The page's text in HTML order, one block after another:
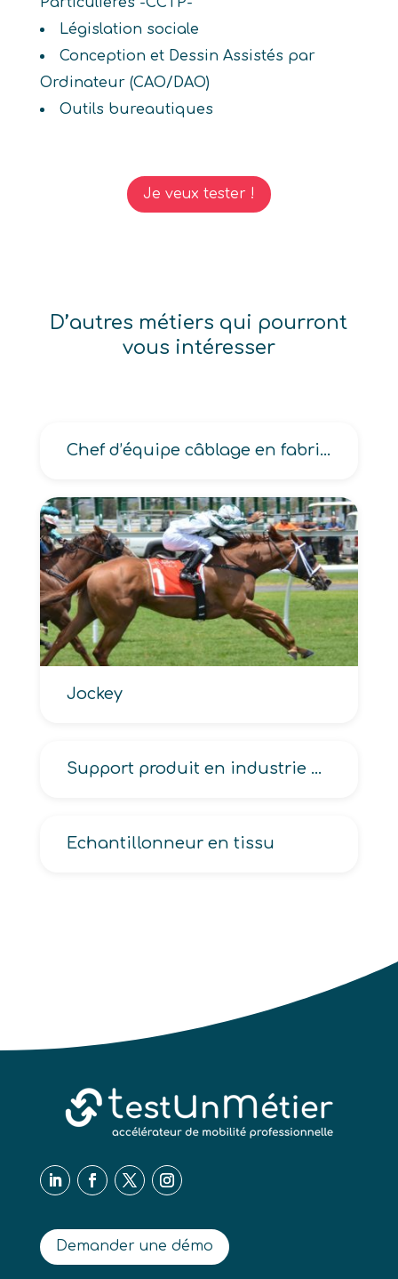
Législation sociale
Conception et Dessin Assistés par
Ordinateur (CAO/DAO)
Outils bureautiques
Je veux tester !
D’autres métiers qui pourront
vous intéresser
Chef d’équipe câblage en fabrication de matériels électriques-électromécaniques
Jockey
Support produit en industrie graphique
Echantillonneur en tissu
Demander une démo